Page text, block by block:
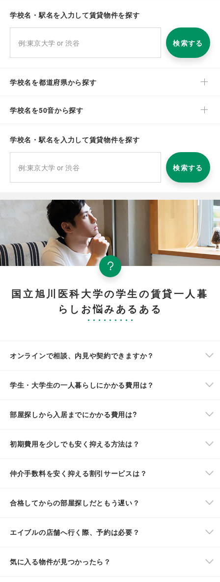
学校名・駅名を入力して賃貸物件を探す
検索する
学校名を都道府県から探す
学校名を50音から探す
学校名・駅名を入力して賃貸物件を探す
検索する
国立旭川医科大学の学生の賃貸一人暮
らしお悩みあるある
オンラインで相談、内見や契約できますか？
学生・大学生の一人暮らしにかかる費用は？
部屋探しから入居までにかかる費用は?
初期費用を少しでも安く抑える方法は？
仲介手数料を安く抑える割引サービスは？
合格してからの部屋探しだともう遅い？
エイブルの店舗へ行く際、予約は必要？
気に入る物件が見つかったら？